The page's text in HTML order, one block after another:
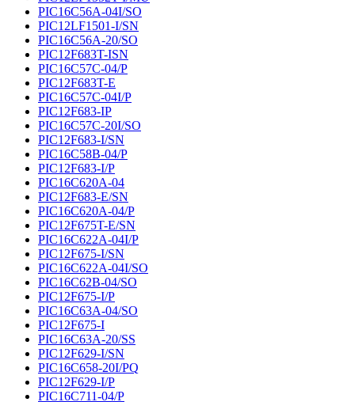
PIC16C56A-04I/SO
PIC12LF1501-I/SN
PIC16C56A-20/SO
PIC12F683T-ISN
PIC16C57C-04/P
PIC12F683T-E
PIC16C57C-04I/P
PIC12F683-IP
PIC16C57C-20I/SO
PIC12F683-I/SN
PIC16C58B-04/P
PIC12F683-I/P
PIC16C620A-04
PIC12F683-E/SN
PIC16C620A-04/P
PIC12F675T-E/SN
PIC16C622A-04I/P
PIC12F675-I/SN
PIC16C622A-04I/SO
PIC16C62B-04/SO
PIC12F675-I/P
PIC16C63A-04/SO
PIC12F675-I
PIC16C63A-20/SS
PIC12F629-I/SN
PIC16C658-20I/PQ
PIC12F629-I/P
PIC16C711-04/P